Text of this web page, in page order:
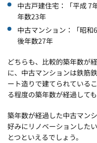
中古戸建住宅：「平成 7
年数23年
中古マンション：「昭
後年数27年
どちらも、比較的築年数が
に、中古マンションは鉄筋
ート造りで建てられている
る程度の築年数が経過して
築年数が経過した中古マン
好みにリノベーションした
とつといえるでしょう。